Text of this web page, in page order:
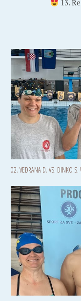
13.
02. VEDRANA D. VS. DINKO S.